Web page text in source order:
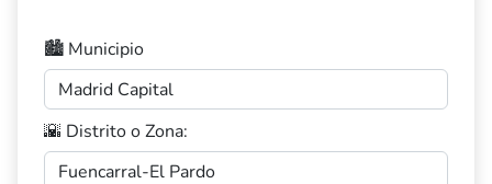
🏙️ Municipio
🌇 Distrito o Zona: